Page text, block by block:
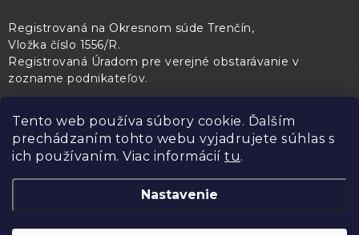
Tento web používa súbory cookie. Ďalším
prechádzaním tohto webu vyjadrujete súhlas s
ich používaním. Viac informácií tu.
Nastavenie
Registrovaná na Okresnom súde Trenčín,
Vložka číslo 1556/R.
Registrovaná Úradom pre verejné obstarávanie v
zozname podnikateľov.
PL Servis Kontroltech Technický skúšobný ústav Piešťany